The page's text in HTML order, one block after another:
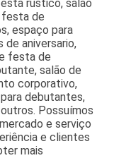
rustico, salão
festa de
espaço para
aniversario,
festa de
salão de
corporativo,
debutantes,
Possuímos
e serviço
e clientes
mais